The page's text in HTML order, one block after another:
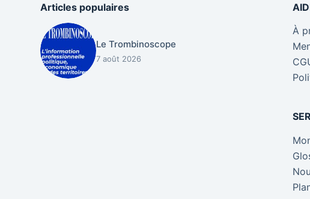
Articles populaires
Le Trombinoscope
7 août 2026
À